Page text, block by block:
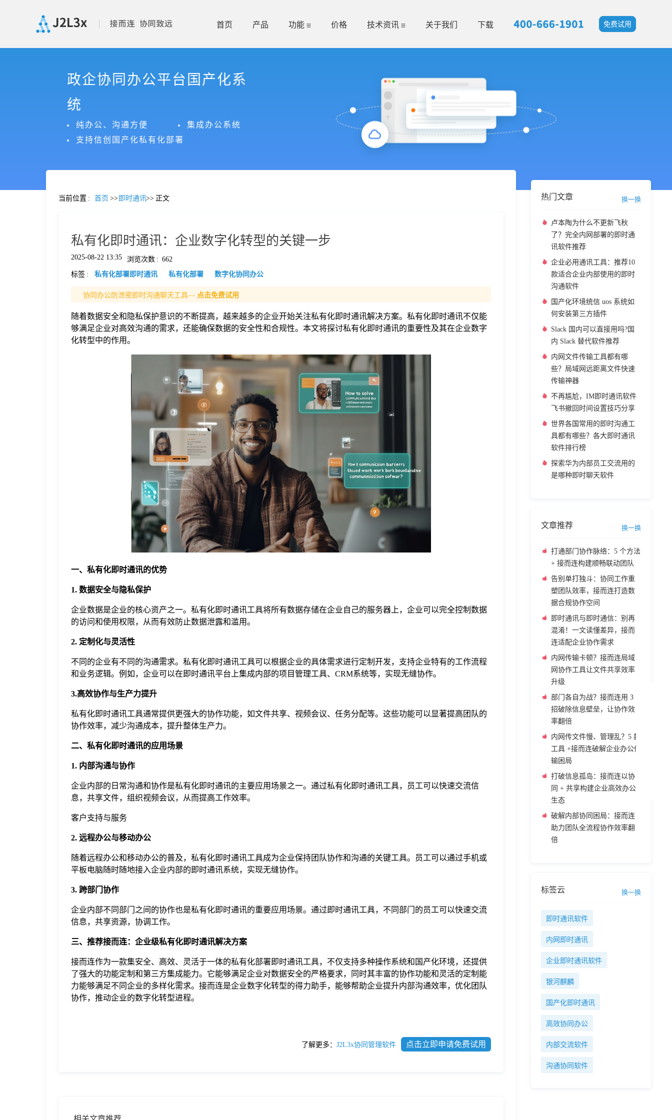
首页 产品 功能 价格 技术资讯 关于我们 下载 免费试用
政企协同办公平台国产化系
统
纯办公、沟通方便
集成办公系统
支持信创国产化私有化部署
当前位置 : 首页 >> 即时通讯>> 正文
私有化即时通讯：企业数字化转型的关键一步
2025-08-22 13:35 浏览次数 : 662
标签 : 私有化部署即时通讯 私有化部署 数字化协同办公
协同办公防泄密即时沟通聊天工具— 点击免费试用
随着数据安全和隐私保护意识的不断提高，越来越多的企业开始关注私有化即时通讯解决方案。私有化即时通讯不仅能
够满足企业对高效沟通的需求，还能确保数据的安全性和合规性。本文将探讨私有化即时通讯的重要性及其在企业数字
化转型中的作用。
一、私有化即时通讯的优势
1. 数据安全与隐私保护
企业数据是企业的核心资产之一。私有化即时通讯工具将所有数据存储在企业自己的服务器上，企业可以完全控制数据
的访问和使用权限，从而有效防止数据泄露和滥用。
2. 定制化与灵活性
不同的企业有不同的沟通需求。私有化即时通讯工具可以根据企业的具体需求进行定制开发，支持企业特有的工作流程
和业务逻辑。例如，企业可以在即时通讯平台上集成内部的项目管理工具、CRM系统等，实现无缝协作。
3.高效协作与生产力提升
私有化即时通讯工具通常提供更强大的协作功能，如文件共享、视频会议、任务分配等。这些功能可以显著提高团队的
协作效率，减少沟通成本，提升整体生产力。
二、私有化即时通讯的应用场景
1. 内部沟通与协作
企业内部的日常沟通和协作是私有化即时通讯的主要应用场景之一。通过私有化即时通讯工具，员工可以快速交流信
息，共享文件，组织视频会议，从而提高工作效率。
客户支持与服务
2. 远程办公与移动办公
随着远程办公和移动办公的普及，私有化即时通讯工具成为企业保持团队协作和沟通的关键工具。员工可以通过手机或
平板电脑随时随地接入企业内部的即时通讯系统，实现无缝协作。
3. 跨部门协作
企业内部不同部门之间的协作也是私有化即时通讯的重要应用场景。通过即时通讯工具，不同部门的员工可以快速交流
信息，共享资源，协调工作。
三、推荐接而连：企业级私有化即时通讯解决方案
接而连作为一款集安全、高效、灵活于一体的私有化部署即时通讯工具，不仅支持多种操作系统和国产化环境，还提供
了强大的功能定制和第三方集成能力。它能够满足企业对数据安全的严格要求，同时其丰富的协作功能和灵活的定制能
力能够满足不同企业的多样化需求。接而连是企业数字化转型的得力助手，能够帮助企业提升内部沟通效率，优化团队
协作，推动企业的数字化转型进程。
了解更多： J2L3x协同管理软件 点击立即申请免费试用
热门文章 换一换
卢本陶为什么不更新飞秋
了？完全内网部署的即时通
讯软件推荐
企业必用通讯工具：推荐10
款适合企业内部使用的即时
沟通软件
国产化环境统信 uos 系统如
何安装第三方插件
Slack 国内可以直接用吗?国
内 Slack 替代软件推荐
内网文件传输工具都有哪
些？局域网远距离文件快速
传输神器
不再尴尬，IM即时通讯软件
飞书撤回时间设置技巧分享
世界各国常用的即时沟通工
具都有哪些？各大即时通讯
软件排行榜
探索华为内部员工交流用的
是哪种即时聊天软件
文章推荐 换一换
打通部门协作脉络：5 个方法
+ 接而连构建顺畅联动团队
告别单打独斗：协同工作重
塑团队效率，接而连打造数
据合规协作空间
即时通讯与即时通信：别再
混淆！一文读懂差异，接而
连适配企业协作需求
内网传输卡顿？接而连局域
网协作工具让文件共享效率
升级
部门各自为战？接而连用 3
招破除信息壁垒，让协作效
率翻倍
内网传文件慢、管理乱？5 款
工具 +接而连破解企业办公传
输困局
打破信息孤岛：接而连以协
同 + 共享构建企业高效办公
生态
破解内部协同困局：接而连
助力团队全流程协作效率翻
倍
标签云 换一换
即时通讯软件
内网即时通讯
企业即时通讯软件
银河麒麟
国产化即时通讯
高效协同办公
内部交流软件
沟通协同软件